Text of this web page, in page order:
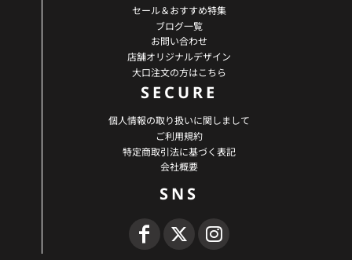
セール＆おすすめ特集
ブログ一覧
お問い合わせ
店舗オリジナルデザイン
大口注文の方はこちら
SECURE
個人情報の取り扱いに関しまして
ご利用規約
特定商取引法に基づく表記
会社概要
SNS